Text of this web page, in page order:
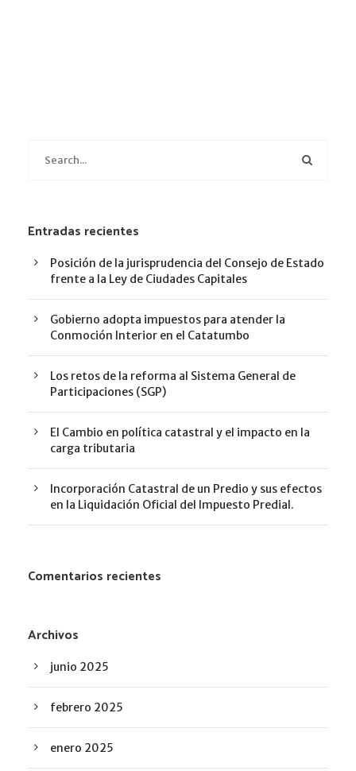
Entradas recientes
Posición de la jurisprudencia del Consejo de Estado
frente a la Ley de Ciudades Capitales
Gobierno adopta impuestos para atender la
Conmoción Interior en el Catatumbo
Los retos de la reforma al Sistema General de
Participaciones (SGP)
El Cambio en política catastral y el impacto en la
carga tributaria
Incorporación Catastral de un Predio y sus efectos
en la Liquidación Oficial del Impuesto Predial.
Comentarios recientes
Archivos
junio 2025
febrero 2025
enero 2025